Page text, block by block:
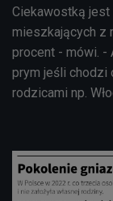
Ciekawostką jest
mieszkających z
procent - mówi. -
prym jeśli chodzi
rodzicami np.